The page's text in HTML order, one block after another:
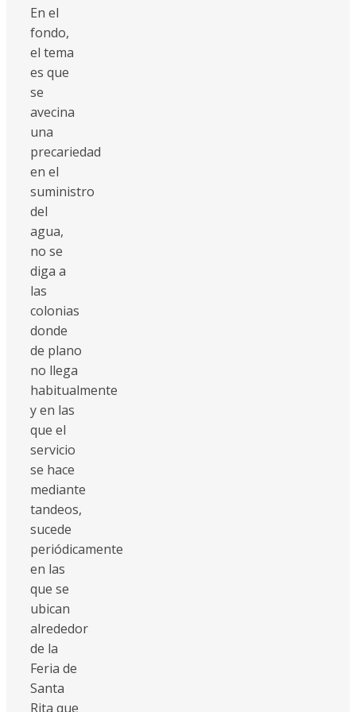
En el
fondo,
el tema
es que
se
avecina
una
precariedad
en el
suministro
del
agua,
no se
diga a
las
colonias
donde
de plano
no llega
habitualmente
y en las
que el
servicio
se hace
mediante
tandeos,
sucede
periódicamente
en las
que se
ubican
alrededor
de la
Feria de
Santa
Rita que